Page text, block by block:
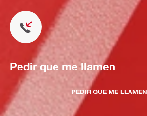
Pedir que me llamen
PEDIR QUE ME LLAMEN